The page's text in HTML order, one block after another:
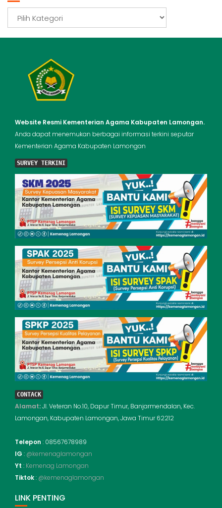
Website Resmi Kementerian Agama Kabupaten Lamongan.
Anda dapat menemukan berbagai informasi terkini seputar
Kementerian Agama Kabupaten Lamongan
SURVEY TERKINI
CONTACK
Alamat:Jl. Veteran No.10, Dapur Timur, Banjarmendalan, Kec.
Lamongan, Kabupaten Lamongan, Jawa Timur 62212
Telepon : 08567678989
IG : @kemenaglamongan
Yt : Kemenag Lamongan
Tiktok: @kemenaglamongan
LINK PENTING